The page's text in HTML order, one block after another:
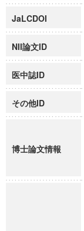
JaLCDOI
NII論文ID
医中誌ID
その他ID
博士論文情報